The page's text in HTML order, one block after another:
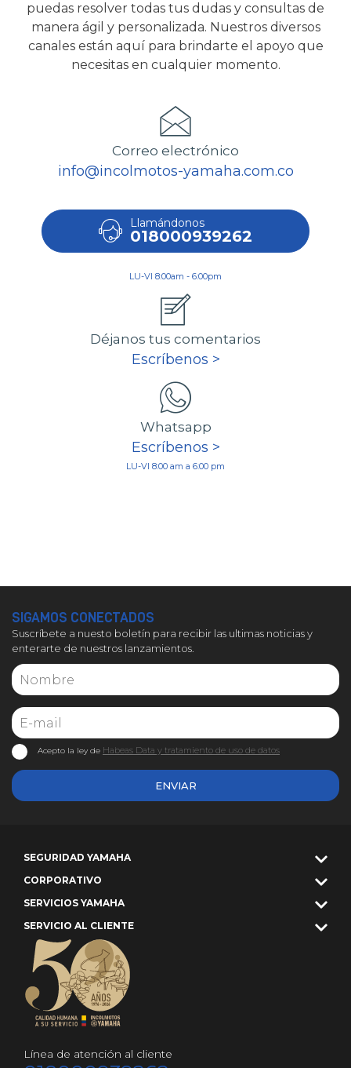
puedas resolver todas tus dudas y consultas de
manera ágil y personalizada. Nuestros diversos
canales están aquí para brindarte el apoyo que
necesitas en cualquier momento.
Correo electrónico
info@incolmotos-yamaha.com.co
Llamándonos
018000939262
LU-VI 8:00am - 6:00pm
Déjanos tus comentarios
Escríbenos >
Whatsapp
Escríbenos >
LU-VI 8:00 am a 6:00 pm
SIGAMOS CONECTADOS
Suscríbete a nuesto boletín para recibir las ultimas noticias y
enterarte de nuestros lanzamientos.
ENVIAR
Acepto la ley de Habeas Data y tratamiento de uso de datos
SEGURIDAD YAMAHA
CORPORATIVO
SERVICIOS YAMAHA
SERVICIO AL CLIENTE
Línea de atención al cliente